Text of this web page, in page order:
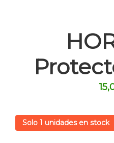
Solo 1 unidades en stock